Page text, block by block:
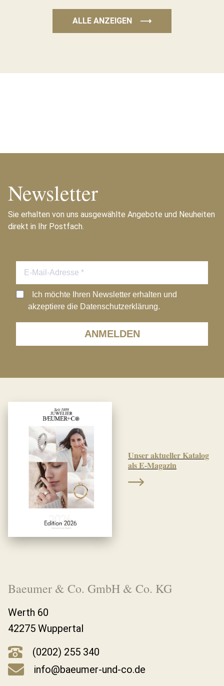
ALLE ANZEIGEN ⟶
Newsletter
Sie erhalten von uns ausgewählte Angebote und Neuheiten
direkt in Ihr Postfach.
ANMELDEN
Ich möchte Ihren Newsletter erhalten und
akzeptiere die Datenschutzerklärung.
Unser aktueller Katalog
als E-Magazin
Baeumer & Co. GmbH & Co. KG
Werth 60
42275 Wuppertal
(0202) 255 340
info@baeumer-und-co.de